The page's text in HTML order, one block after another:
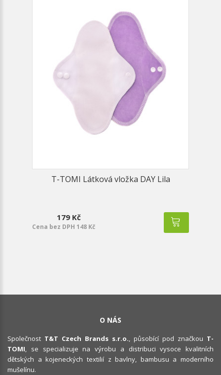
T-TOMI Látková vložka DAY Lila
179 Kč
Cena bez DPH 148 Kč
O NÁS
Společnost T&T Czech Brands s.r.o., působící pod značkou T-
TOMI, se specializuje na výrobu a distribuci vysoce kvalitních
dětských a kojeneckých textilií z bavlny, bambusu a moderního
mušelínu.